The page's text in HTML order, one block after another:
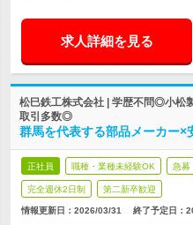
求人詳細を見る
松巳鉄工株式会社 | 学歴不問◎小松
取引多数◎
群馬を代表する部品メーカー×
正社員 職種・業種未経験OK 急募
完全週休2日制 第二新卒歓迎
情報更新日：2026/03/31 終了予定日：